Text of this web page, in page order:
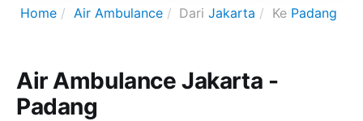
Home Air Ambulance Dari Jakarta Ke Padang
Air Ambulance Jakarta -
Padang